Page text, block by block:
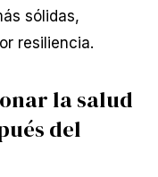
sólidas,
resiliencia.
la salud
del